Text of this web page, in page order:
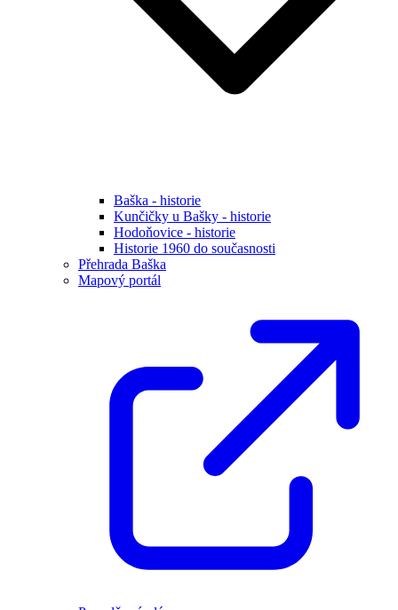
Baška - historie
Kunčičky u Bašky - historie
Hodoňovice - historie
Historie 1960 do současnosti
Přehrada Baška
Mapový portál